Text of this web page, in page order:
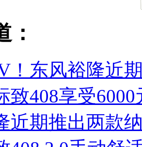
：
！东风裕隆近
致408享受
近期推出两款